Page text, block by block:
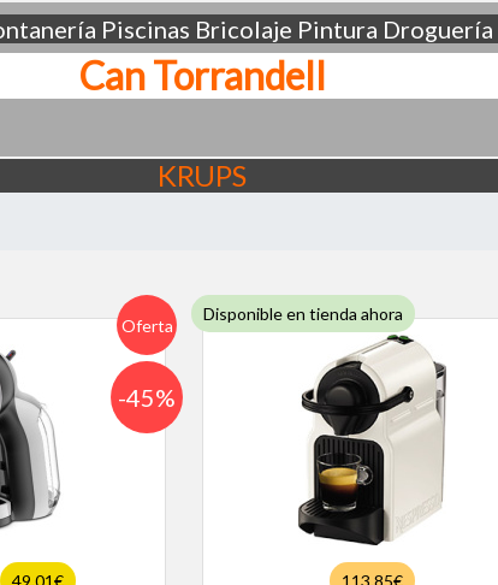
Piscinas Bricolaje Pintura Droguería
Can Torrandell
KRUPS
Oferta
-45%
Disponible en tienda ahora